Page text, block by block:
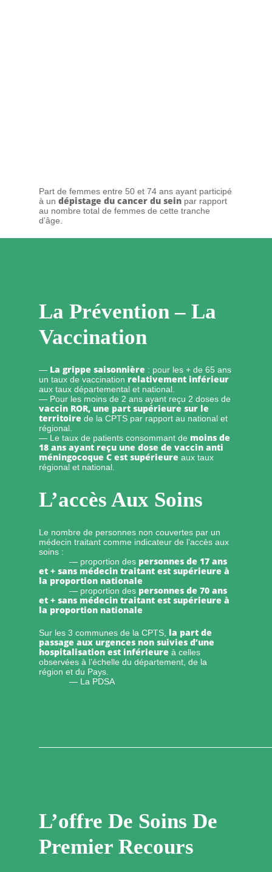
Part de femmes entre 50 et 74 ans ayant participé
à undépistage du cancer du sein par rapport
au nombre total de femmes de cette tranche
d’âge.
La Prévention – La
Vaccination
— La grippe saisonnière : pour les + de 65 ans
un taux de vaccination relativement inférieur
aux taux départemental et national.
— Pour les moins de 2 ans ayant reçu 2 doses de
vaccin ROR, une part supérieure sur le
territoire de la CPTS par rapport au national et
régional.
— Le taux de patients consommant de moins de
18 ans ayant reçu une dose de vaccin anti
méningocoque C est supérieure aux taux
régional et national.
L’accès Aux Soins
Le nombre de personnes non couvertes par un
médecin traitant comme indicateur de l’accès aux
soins :
— proportion des personnes de 17 ans
et + sans médecin traitant est supérieure à
la proportion nationale
— proportion des personnes de 70 ans
et + sans médecin traitant est supérieure à
la proportion nationale
Sur les 3 communes de la CPTS, la part de
passage aux urgences non suivies d’une
hospitalisation est inférieure à celles
observées à l’échelle du département, de la
région et du Pays.
— La PDSA
L’offre De Soins De
Premier Recours